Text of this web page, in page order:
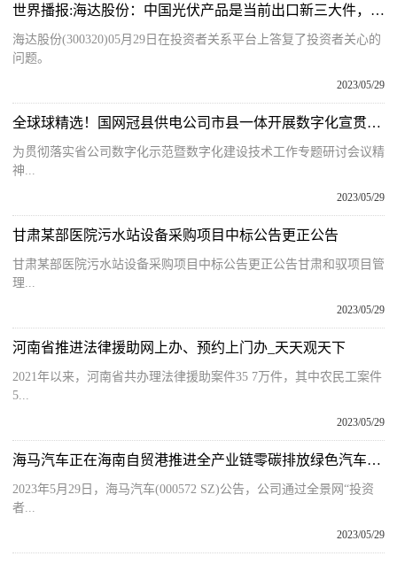
世界播报:海达股份：中国光伏产品是当前出口新三大件，公司作为光伏电池配套产品供应链，一直有光伏产品的出口订单
海达股份(300320)05月29日在投资者关系平台上答复了投资者关心的
问题。
2023/05/29
全球球精选！国网冠县供电公司市县一体开展数字化宣贯及调研
为贯彻落实省公司数字化示范暨数字化建设技术工作专题研讨会议精
神...
2023/05/29
甘肃某部医院污水站设备采购项目中标公告更正公告
甘肃某部医院污水站设备采购项目中标公告更正公告甘肃和驭项目管
理...
2023/05/29
河南省推进法律援助网上办、预约上门办_天天观天下
2021年以来，河南省共办理法律援助案件35 7万件，其中农民工案件
5...
2023/05/29
海马汽车正在海南自贸港推进全产业链零碳排放绿色汽车生态体建设-今日聚焦
2023年5月29日，海马汽车(000572 SZ)公告，公司通过全景网“投资
者...
2023/05/29